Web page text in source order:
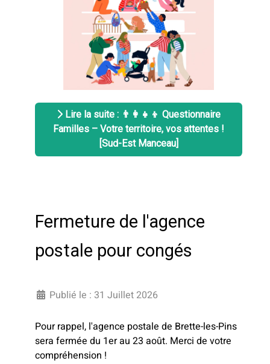
Lire la suite : 👨‍👩‍👧‍👦 Questionnaire
Familles – Votre territoire, vos attentes !
[Sud-Est Manceau]
Fermeture de l'agence
postale pour congés
Publié le : 31 Juillet 2026
Pour rappel, l'agence postale de Brette-les-Pins
sera fermée du 1er au 23 août. Merci de votre
compréhension !